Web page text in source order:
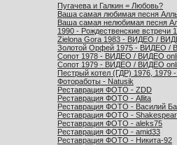
Пугачева и Галкин = Любовь?
Ваша самая любимая песня
Ваша самая нелюбимая песня
1990 - Рождественские встречи
Zielona Gora 1983 - ВИДЕО /
Золотой Орфей 1975 - ВИДЕО /
Сопот 1978 - ВИДЕО / ВИДЕО
Сопот 1979 - ВИДЕО / ВИДЕО
Пестрый котел (ГДР) 1976,
Фотоработы - Natusik
Реставрация ФОТО - ZDD
Реставрация ФОТО - Allita
Реставрация ФОТО - Василий
Реставрация ФОТО -
Реставрация ФОТО - aleks75
Реставрация ФОТО - amid33
Реставрация ФОТО - Никита-92